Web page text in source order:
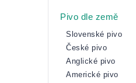
Pivo dle země
Slovenské pivo
České pivo
Anglické pivo
Americké pivo